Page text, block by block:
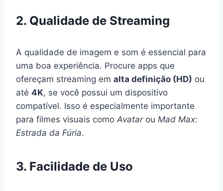
2. Qualidade de Streaming
A qualidade de imagem e som é essencial para
uma boa experiência. Procure apps que
ofereçam streaming em alta definição (HD) ou
até 4K, se você possui um dispositivo
compatível. Isso é especialmente importante
para filmes visuais como Avatarou Mad Max:
Estrada da Fúria.
3. Facilidade de Uso